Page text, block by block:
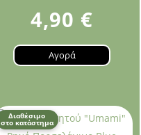
4,90 €
Αγορά
Διαθέσιμο
στο κατάστημα